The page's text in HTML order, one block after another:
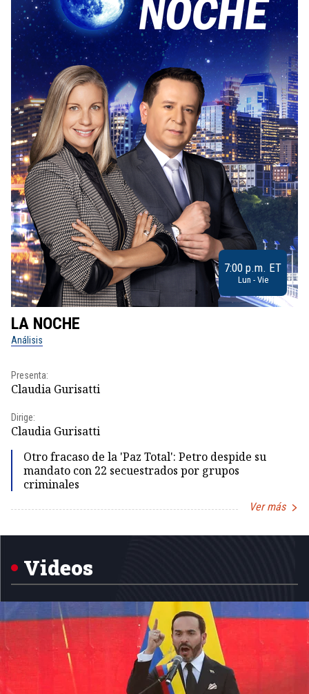
7:00 p.m. ET
Lun - Vie
LA NOCHE
Análisis
Presenta:
Claudia Gurisatti
Dirige:
Claudia Gurisatti
Otro fracaso de la 'Paz Total': Petro despide su
mandato con 22 secuestrados por grupos
criminales
Ver más
1
Videos